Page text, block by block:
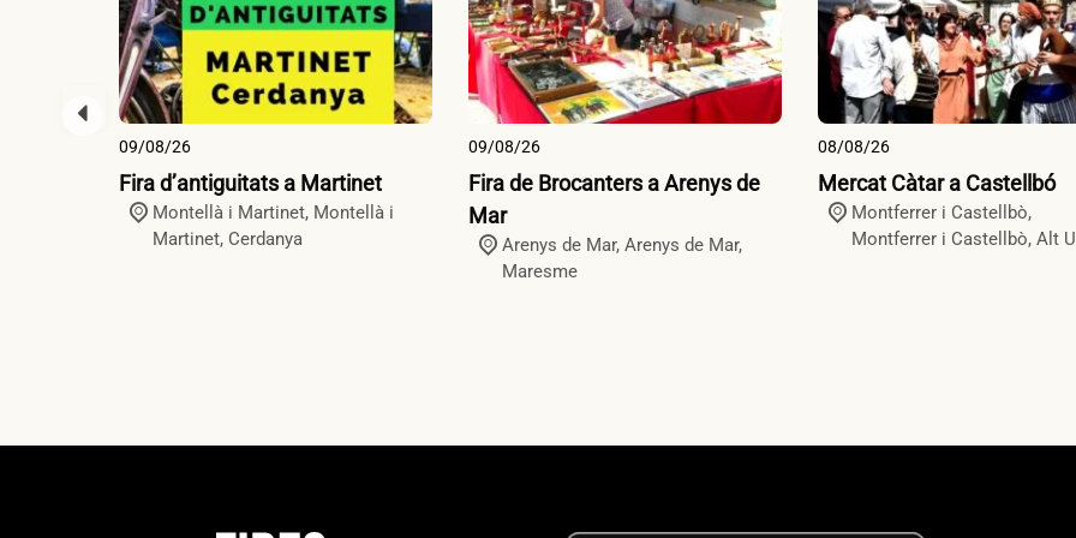
09/08/26
Fira d’antiguitats a Martinet
Montellà i Martinet, Montellà i
Martinet, Cerdanya
09/08/26
Fira de Brocanters a Arenys de
Mar
Arenys de Mar, Arenys de Mar,
Maresme
08/08/26
Mercat Càtar a Castellbó
Montferrer i Castellbò,
Montferrer i Castellbò, Alt